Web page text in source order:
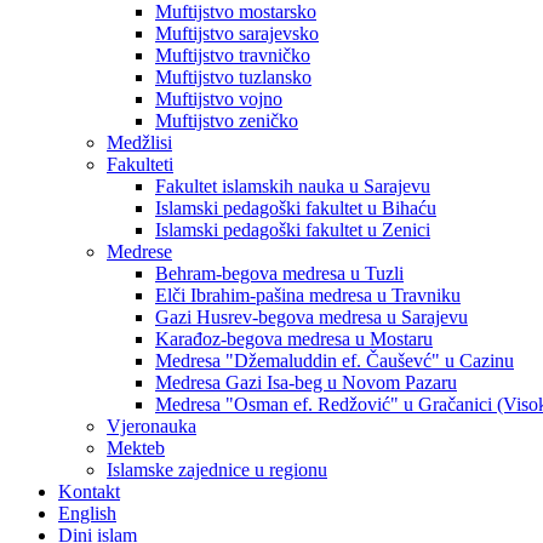
Muftijstvo mostarsko
Muftijstvo sarajevsko
Muftijstvo travničko
Muftijstvo tuzlansko
Muftijstvo vojno
Muftijstvo zeničko
Medžlisi
Fakulteti
Fakultet islamskih nauka u Sarajevu
Islamski pedagoški fakultet u Bihaću
Islamski pedagoški fakultet u Zenici
Medrese
Behram-begova medresa u Tuzli
Elči Ibrahim-pašina medresa u Travniku
Gazi Husrev-begova medresa u Sarajevu
Karađoz-begova medresa u Mostaru
Medresa "Džemaluddin ef. Čauševć" u Cazinu
Medresa Gazi Isa-beg u Novom Pazaru
Medresa "Osman ef. Redžović" u Gračanici
Vjeronauka
Mekteb
Islamske zajednice u regionu
Kontakt
English
Dini islam